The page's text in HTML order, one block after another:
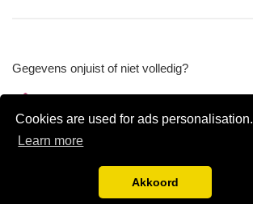
Cookies are used for ads personalisation.
Learn more
Akkoord
Gegevens onjuist of niet volledig?